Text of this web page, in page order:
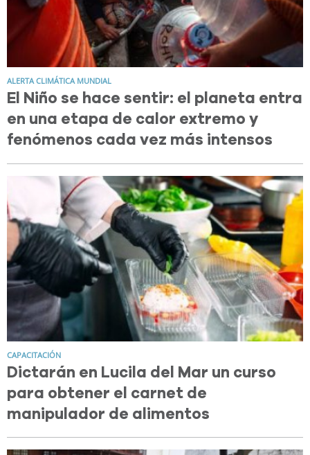
ALERTA CLIMÁTICA MUNDIAL
El Niño se hace sentir: el planeta entra
en una etapa de calor extremo y
fenómenos cada vez más intensos
CAPACITACIÓN
Dictarán en Lucila del Mar un curso
para obtener el carnet de
manipulador de alimentos